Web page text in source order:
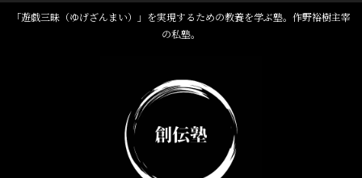
「遊戯三昧（ゆげざんまい）」を実現するための教養を学ぶ塾。作野裕樹主宰
の私塾。